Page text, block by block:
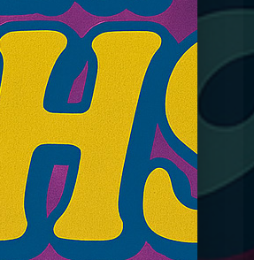
du Graal MDG 24 Le micro onde
du Graal MDG 23 Livres héros
du Graal MDG 22 Les textos
du Graal MDG 21 Les catalogues